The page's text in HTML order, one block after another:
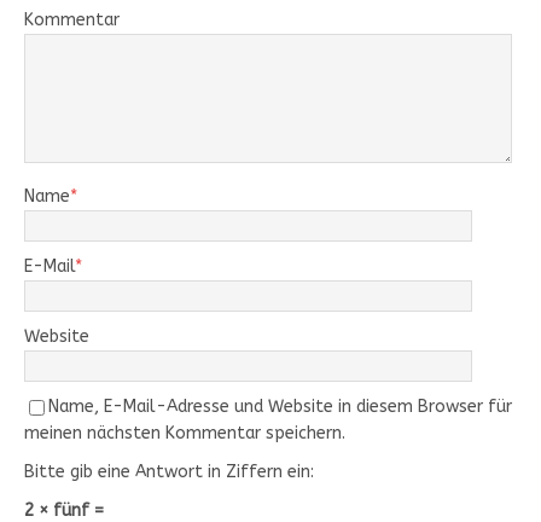
Kommentar
Name*
E-Mail*
Website
Name, E-Mail-Adresse und Website in diesem Browser für
meinen nächsten Kommentar speichern.
Bitte gib eine Antwort in Ziffern ein:
2 × fünf =